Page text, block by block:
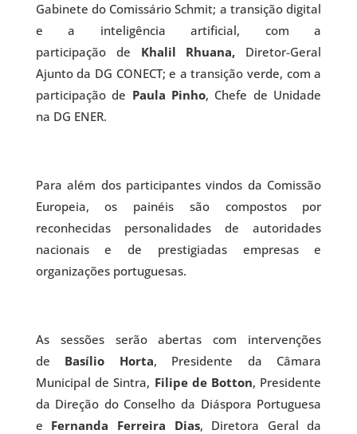
Gabinete do Comissário Schmit; a transição digital
e a inteligência artificial, com a
participação de Khalil Rhuana, Diretor-Geral
Ajunto da DG CONECT; e a transição verde, com a
participação de Paula Pinho, Chefe de Unidade
na DG ENER.
Para além dos participantes vindos da Comissão
Europeia, os painéis são compostos por
reconhecidas personalidades de autoridades
nacionais e de prestigiadas empresas e
organizações portuguesas.
As sessões serão abertas com intervenções
de Basílio Horta, Presidente da Câmara
Municipal de Sintra, Filipe de Botton, Presidente
da Direção do Conselho da Diáspora Portuguesa
e Fernanda Ferreira Dias, Diretora Geral da